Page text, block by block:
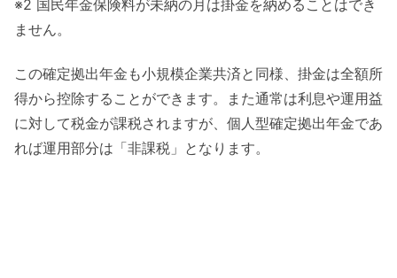
※2 国民年金保険料が未納の月は掛金を納めることはでき
ません。
この確定拠出年金も小規模企業共済と同様、掛金は全額所
得から控除することができます。また通常は利息や運用益
に対して税金が課税されますが、個人型確定拠出年金であ
れば運用部分は「非課税」となります。